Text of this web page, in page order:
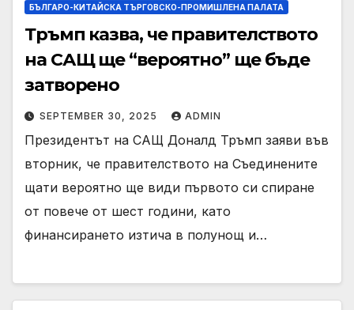
БЪЛГАРО-КИТАЙСКА ТЪРГОВСКО-ПРОМИШЛЕНА ПАЛАТА
Тръмп казва, че правителството
на САЩ ще “вероятно” ще бъде
затворено
SEPTEMBER 30, 2025 ADMIN
Президентът на САЩ Доналд Тръмп заяви във
вторник, че правителството на Съединените
щати вероятно ще види първото си спиране
от повече от шест години, като
финансирането изтича в полунощ и…